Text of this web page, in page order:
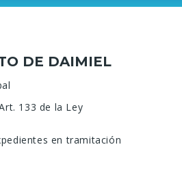
DE DAIMIEL
133 de la Ley
en tramitación